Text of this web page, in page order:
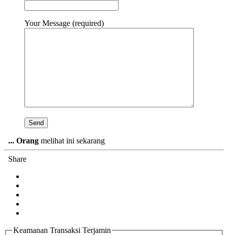
Your Message (required)
... Orang melihat ini sekarang
Share
Keamanan Transaksi Terjamin